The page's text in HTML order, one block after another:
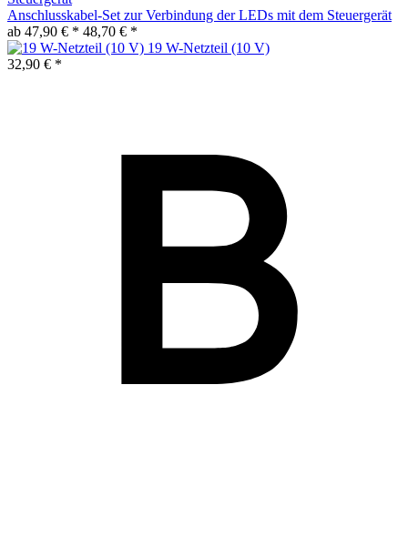
Anschlusskabel-Set zur Verbindung der LEDs mit dem Steuergerät
ab 47,90 € * 48,70 € *
19 W-Netzteil (10 V)
32,90 € *